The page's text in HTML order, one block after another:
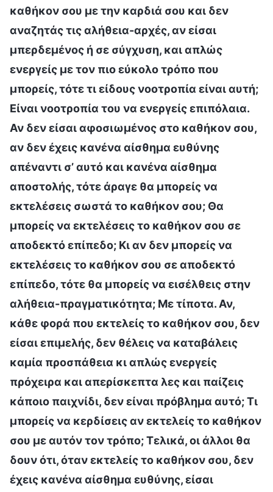
καθήκον σου με την καρδιά σου και δεν
αναζητάς τις αλήθεια-αρχές, αν είσαι
μπερδεμένος ή σε σύγχυση, και απλώς
ενεργείς με τον πιο εύκολο τρόπο που
μπορείς, τότε τι είδους νοοτροπία είναι αυτή;
Είναι νοοτροπία του να ενεργείς επιπόλαια.
Αν δεν είσαι αφοσιωμένος στο καθήκον σου,
αν δεν έχεις κανένα αίσθημα ευθύνης
απέναντι σ’ αυτό και κανένα αίσθημα
αποστολής, τότε άραγε θα μπορείς να
εκτελέσεις σωστά το καθήκον σου; Θα
μπορείς να εκτελέσεις το καθήκον σου σε
αποδεκτό επίπεδο; Κι αν δεν μπορείς να
εκτελέσεις το καθήκον σου σε αποδεκτό
επίπεδο, τότε θα μπορείς να εισέλθεις στην
αλήθεια-πραγματικότητα; Με τίποτα. Αν,
κάθε φορά που εκτελείς το καθήκον σου, δεν
είσαι επιμελής, δεν θέλεις να καταβάλεις
καμία προσπάθεια κι απλώς ενεργείς
πρόχειρα και απερίσκεπτα λες και παίζεις
κάποιο παιχνίδι, δεν είναι πρόβλημα αυτό; Τι
μπορείς να κερδίσεις αν εκτελείς το καθήκον
σου με αυτόν τον τρόπο; Τελικά, οι άλλοι θα
δουν ότι, όταν εκτελείς το καθήκον σου, δεν
έχεις κανένα αίσθημα ευθύνης, είσαι